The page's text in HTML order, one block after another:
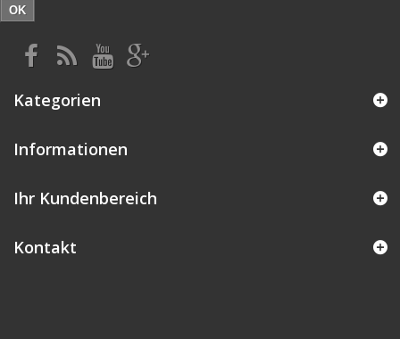
OK
Kategorien
Informationen
Ihr Kundenbereich
Kontakt